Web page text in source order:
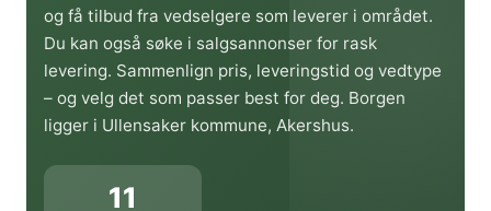
og få tilbud fra vedselgere som leverer i området.
Du kan også søke i salgsannonser for rask
levering. Sammenlign pris, leveringstid og vedtype
– og velg det som passer best for deg. Borgen
ligger i Ullensaker kommune, Akershus.
11